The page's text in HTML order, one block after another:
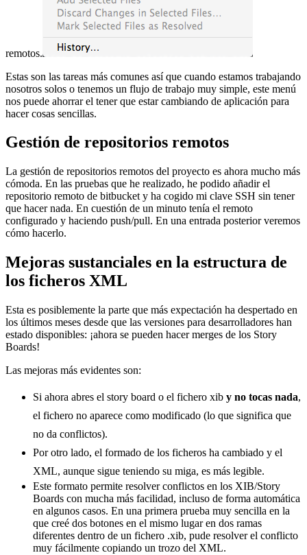
remotos.
Estas son las tareas más comunes así que cuando estamos trabajando
nosotros solos o tenemos un flujo de trabajo muy simple, este menú
nos puede ahorrar el tener que estar cambiando de aplicación para
hacer cosas sencillas.
Gestión de repositorios remotos
La gestión de repositorios remotos del proyecto es ahora mucho más
cómoda. En las pruebas que he realizado, he podido añadir el
repositorio remoto de bitbucket y ha cogido mi clave SSH sin tener
que hacer nada. En cuestión de un minuto tenía el remoto
configurado y haciendo push/pull. En una entrada posterior veremos
cómo hacerlo.
Mejoras sustanciales en la estructura de
los ficheros XML
Esta es posiblemente la parte que más expectación ha despertado en
los últimos meses desde que las versiones para desarrolladores han
estado disponibles: ¡ahora se pueden hacer merges de los Story
Boards!
Las mejoras más evidentes son:
Si ahora abres el story board o el fichero xib y no tocas nada,
el fichero no aparece como modificado (lo que significa que
no da conflictos).
Por otro lado, el formado de los ficheros ha cambiado y el
XML, aunque sigue teniendo su miga, es más legible.
Este formato permite resolver conflictos en los XIB/Story
Boards con mucha más facilidad, incluso de forma automática
en algunos casos. En una primera prueba muy sencilla en la
que creé dos botones en el mismo lugar en dos ramas
diferentes dentro de un fichero .xib, pude resolver el conflicto
muy fácilmente copiando un trozo del XML.